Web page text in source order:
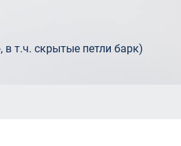
в т.ч. скрытые петли барк)